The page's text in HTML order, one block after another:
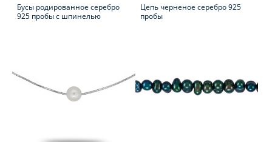
Бусы родированное серебро
925 пробы с шпинелью
Цепь черненое серебро 925
пробы